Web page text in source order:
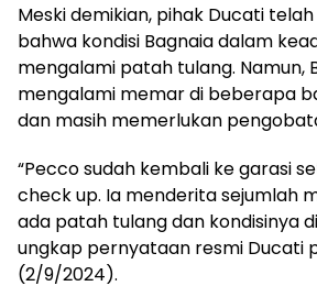
Meski demikian, pihak Ducati
bahwa kondisi Bagnaia dalam
mengalami patah tulang. Namun,
mengalami memar di beberapa
dan masih memerlukan
“Pecco sudah kembali ke garasi
check up. Ia menderita sejumlah
ada patah tulang dan kondisinya
ungkap pernyataan resmi Ducati
(2/9/2024).